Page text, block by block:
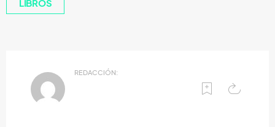
LIBROS
REDACCIÓN: